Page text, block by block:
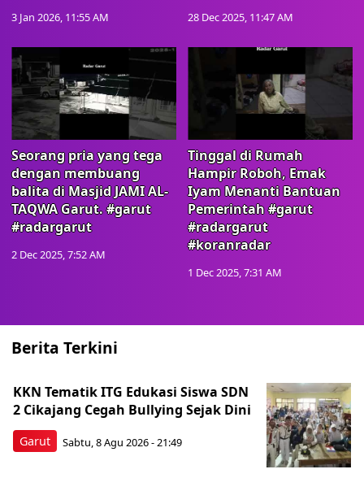
3 Jan 2026, 11:55 AM 28 Dec 2025, 11:47 AM
Seorang pria yang tega
dengan membuang
balita di Masjid JAMI AL-
TAQWA Garut. #garut
#radargarut
2 Dec 2025, 7:52 AM
Tinggal di Rumah
Hampir Roboh, Emak
Iyam Menanti Bantuan
Pemerintah #garut
#radargarut
#koranradar
1 Dec 2025, 7:31 AM
Berita Terkini
Garut
KKN Tematik ITG Edukasi Siswa SDN
2 Cikajang Cegah Bullying Sejak Dini
Sabtu, 8 Agu 2026 - 21:49